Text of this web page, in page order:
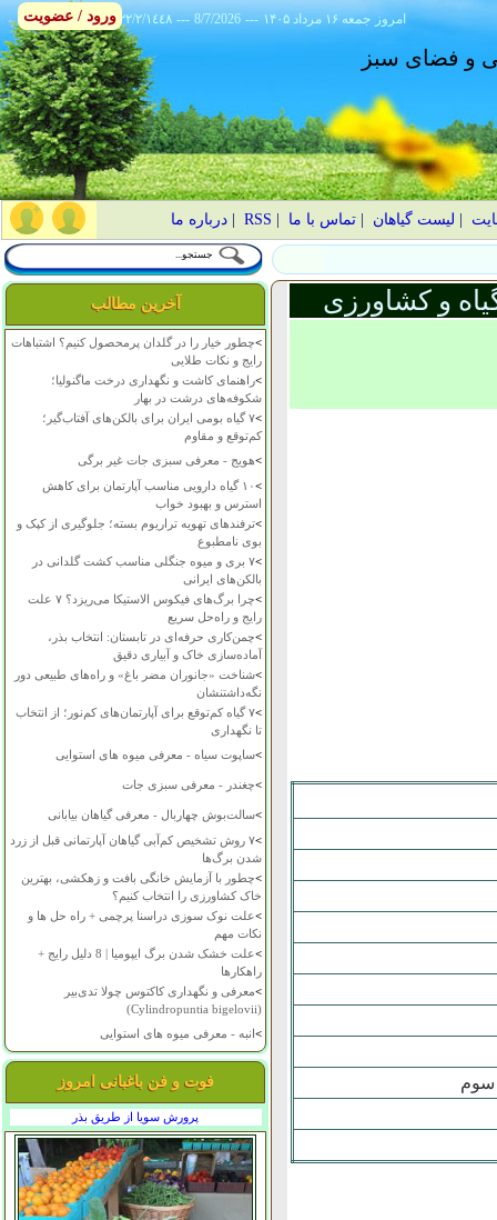
٢٢/٢/١٤٤٨ --- 8/7/2026 --- ۱۴۰۵ جمعه ۱۶ مرداد امروز
و فضای سبز
لیست گیاهان |تماس با ما RSS
|درباره ما
آخرین مطالب
>چطور خیار را در گلدان پرمحصول کنیم؟ اشتباهات
رایج و نکات طلایی
>راهنمای کاشت و نگهداری درخت ماگنولیا؛
شکوفه‌های درشت در بهار
>
۷ گیاه بومی ایران برای بالکن‌های آفتاب‌گیر؛
کم‌توقع و مقاوم
>هویج - معرفی سبزی جات غیر برگی
>
۱۰ گیاه دارویی مناسب آپارتمان برای کاهش
استرس و بهبود خواب
>ترفندهای تهویه تراریوم بسته؛ جلوگیری از کپک و
بوی نامطبوع
>
۷ بری و میوه جنگلی مناسب کشت گلدانی در
بالکن‌های ایرانی
>
چرا برگ‌های فیکوس الاستیکا می‌ریزد؟ ۷ علت
رایج و راه‌حل سریع
>چمن‌کاری حرفه‌ای در تابستان: انتخاب بذر،
آماده‌سازی خاک و آبیاری دقیق
>شناخت «جانوران مضر باغ» و راه‌های طبیعی دور
نگه‌داشتنشان
>
۷ گیاه کم‌توقع برای آپارتمان‌های کم‌نور؛ از انتخاب
تا نگهداری
>ساپوت سیاه - معرفی میوه های استوایی
>چغندر - معرفی سبزی جات
>سالت‌بوش چهاربال - معرفی گیاهان بیابانی
>
۷ روش تشخیص کم‌آبی گیاهان آپارتمانی قبل از زرد
شدن برگ‌ها
>چطور با آزمایش خانگی بافت و زهکشی، بهترین
خاک کشاورزی را انتخاب کنیم؟
>علت نوک سوزی دراسنا پرچمی + راه حل ها و
نکات مهم
>
علت خشک شدن برگ ایپومیا | 8 دلیل رایج +
راهکارها
>معرفی و نگهداری کاکتوس چولا تدی‌بیر
(Cylindropuntia bigelovii)
>انبه - معرفی میوه های استوایی
فوت و فن باغبانی امروز
پرورش سویا از طریق بذر
و کشاورزی
سوم
ورود / عضویت